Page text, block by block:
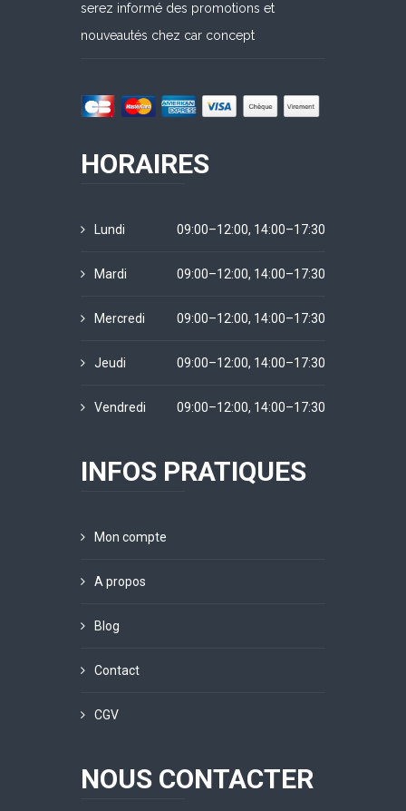
serez informé des promotions et
nouveautés chez car concept
HORAIRES
Lundi 09:00–12:00, 14:00–17:30
Mardi 09:00–12:00, 14:00–17:30
Mercredi 09:00–12:00, 14:00–17:30
Jeudi 09:00–12:00, 14:00–17:30
Vendredi 09:00–12:00, 14:00–17:30
INFOS PRATIQUES
Mon compte
A propos
Blog
Contact
CGV
NOUS CONTACTER